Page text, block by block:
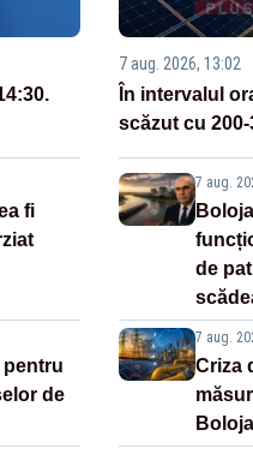
fi
pentru
de
7 aug. 2026, 13:02
În intervalul
scăzut cu
7 aug.
de
7 aug.
Criza